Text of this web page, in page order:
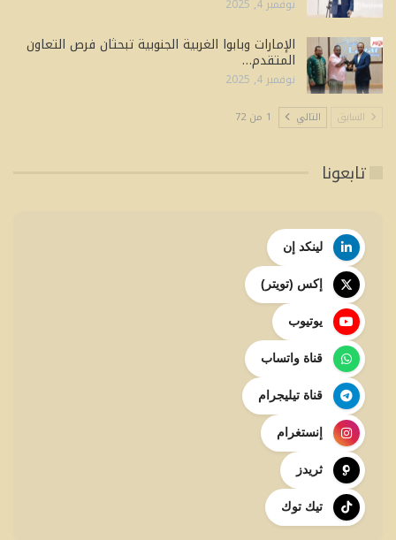
نوفمبر 4, 2025
الإمارات وبابوا الغربية الجنوبية تبحثان فرص التعاون
المتقدم…
نوفمبر 4, 2025
السابق التالي 1 من 72
تابعونا
لينكد إن
إكس (تويتر)
يوتيوب
قناة واتساب
قناة تيليجرام
إنستغرام
ثريدز
تيك توك